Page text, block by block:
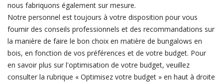
nous fabriquons également sur mesure.
Notre personnel est toujours à votre disposition pour vous
fournir des conseils professionnels et des recommandations sur
la manière de faire le bon choix en matière de bungalows en
bois, en fonction de vos préférences et de votre budget. Pour
en savoir plus sur l'optimisation de votre budget, veuillez
consulter la rubrique « Optimisez votre budget » en haut à droite